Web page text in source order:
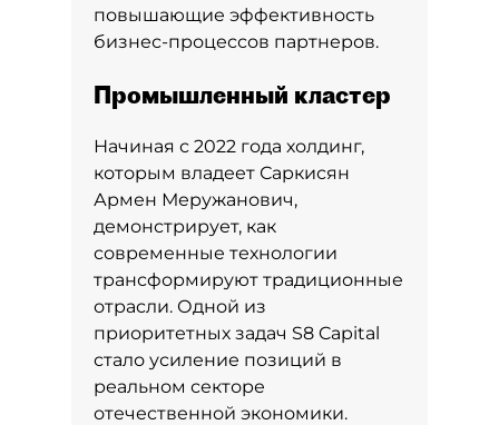
повышающие эффективность
бизнес-процессов партнеров.
Промышленный кластер
Начиная с 2022 года холдинг,
которым владеет Саркисян
Армен Меружанович,
демонстрирует, как
современные технологии
трансформируют традиционные
отрасли. Одной из
приоритетных задач S8 Capital
стало усиление позиций в
реальном секторе
отечественной экономики.